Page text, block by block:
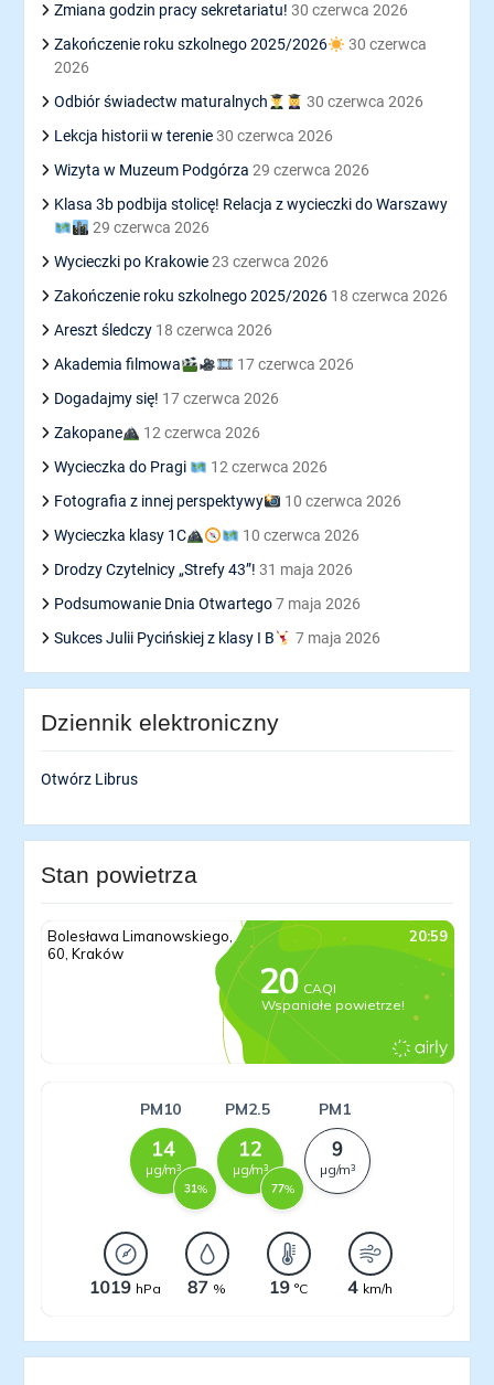
Zmiana godzin pracy sekretariatu! 30 czerwca 2026
Zakończenie roku szkolnego 2025/2026
30 czerwca
2026
Odbiór świadectw maturalnych
30 czerwca 2026
Lekcja historii w terenie 30 czerwca 2026
Wizyta w Muzeum Podgórza 29 czerwca 2026
Klasa 3b podbija stolicę! Relacja z wycieczki do Warszawy
29 czerwca 2026
Wycieczki po Krakowie 23 czerwca 2026
Zakończenie roku szkolnego 2025/2026 18 czerwca 2026
Areszt śledczy 18 czerwca 2026
Akademia filmowa
17 czerwca 2026
Dogadajmy się! 17 czerwca 2026
Zakopane
12 czerwca 2026
Wycieczka do Pragi
12 czerwca 2026
Fotografia z innej perspektywy
10 czerwca 2026
Wycieczka klasy 1C
10 czerwca 2026
Drodzy Czytelnicy „Strefy 43”! 31 maja 2026
Podsumowanie Dnia Otwartego 7 maja 2026
Sukces Julii Pycińskiej z klasy I B
7 maja 2026
Dziennik elektroniczny
Otwórz Librus
Stan powietrza